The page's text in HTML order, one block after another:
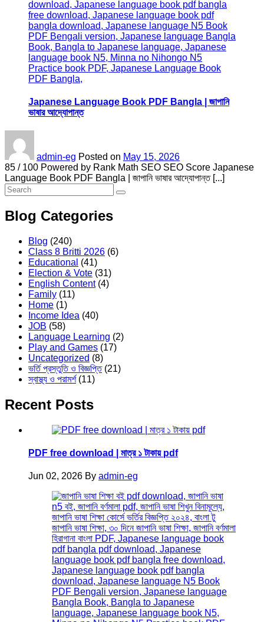
Japanese Language Book PDF Bangla | জাপানি
ভাষার আদ্যোপান্ত
admin-eg Posted on May 15, 2026
85 / 100 Powered by Rank Math SEO SEO Score Japanese
Language Book PDF Bangla | জাপানি ভাষার আদ্যোপান্ত [...]
Blog Categories
Blog (240)
Class 8 Britti 2026 (6)
Educational (41)
Election & Vote (31)
English Content(4)
Family (11)
Home (1)
Income Idea (40)
JOB (58)
Language Learning (2)
Play and Games (17)
Uncategorized (8)
ভর্তি প্রস্তুতি ও বিজ্ঞপ্তি(21)
স্বাস্থ্য ও পরামর্শ(11)
Recent Posts
PDF free download | মাত্র ১ টাকায় pdf
Jun 02, 2026 By admin-eg